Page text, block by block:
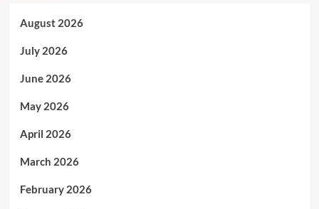
August 2026
July 2026
June 2026
May 2026
April 2026
March 2026
February 2026